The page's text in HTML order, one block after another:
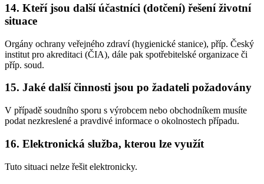
14. Kteří jsou další účastníci (dotčení) řešení životní
situace
Orgány ochrany veřejného zdraví (hygienické stanice), příp. Český
institut pro akreditaci (ČIA), dále pak spotřebitelské organizace či
příp. soud.
15. Jaké další činnosti jsou po žadateli požadovány
V případě soudního sporu s výrobcem nebo obchodníkem musíte
podat nezkreslené a pravdivé informace o okolnostech případu.
16. Elektronická služba, kterou lze využít
Tuto situaci nelze řešit elektronicky.